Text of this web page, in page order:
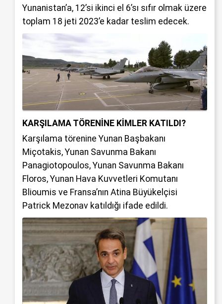
Yunanistan’a, 12’si ikinci el 6’sı sıfır olmak üzere
toplam 18 jeti 2023’e kadar teslim edecek.
KARŞILAMA TÖRENİNE KİMLER KATILDI?
Karşılama törenine Yunan Başbakanı
Miçotakis, Yunan Savunma Bakanı
Panagiotopoulos, Yunan Savunma Bakanı
Floros, Yunan Hava Kuvvetleri Komutanı
Blioumis ve Fransa’nın Atina Büyükelçisi
Patrick Mezonav katıldığı ifade edildi.